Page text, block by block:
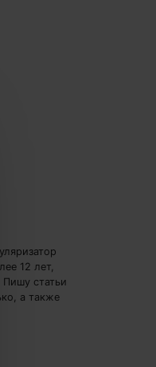
12 лет,
Пишу статьи
а также